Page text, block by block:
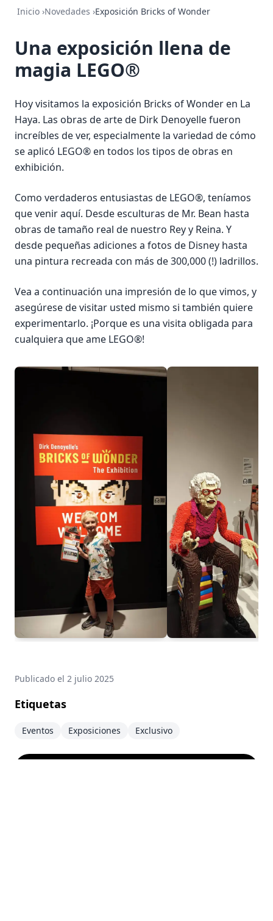
Inicio ›Novedades ›Exposición Bricks of Wonder
Una exposición llena de
magia LEGO®
Hoy visitamos la exposición Bricks of Wonder en La
Haya. Las obras de arte de Dirk Denoyelle fueron
increíbles de ver, especialmente la variedad de cómo
se aplicó LEGO® en todos los tipos de obras en
exhibición.
Como verdaderos entusiastas de LEGO®, teníamos
que venir aquí. Desde esculturas de Mr. Bean hasta
obras de tamaño real de nuestro Rey y Reina. Y
desde pequeñas adiciones a fotos de Disney hasta
una pintura recreada con más de 300,000 (!) ladrillos.
Vea a continuación una impresión de lo que vimos, y
asegúrese de visitar usted mismo si también quiere
experimentarlo. ¡Porque es una visita obligada para
cualquiera que ame LEGO®!
Publicado el 2 julio 2025
Etiquetas
Eventos Exposiciones Exclusivo